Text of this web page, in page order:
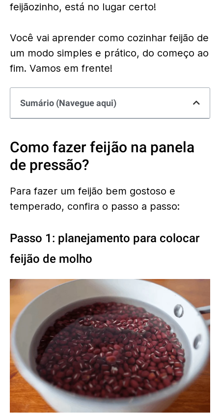
feijãozinho, está no lugar certo!
Você vai aprender como cozinhar feijão de
um modo simples e prático, do começo ao
fim. Vamos em frente!
Sumário (Navegue aqui)
Como fazer feijão na panela
de pressão?
Para fazer um feijão bem gostoso e
temperado, confira o passo a passo:
Passo 1: planejamento para colocar
feijão de molho